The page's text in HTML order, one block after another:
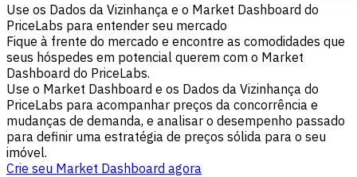
Use os Dados da Vizinhança e o Market Dashboard do
PriceLabs para entender seu mercado
Fique à frente do mercado e encontre as comodidades que
seus hóspedes em potencial querem com o Market
Dashboard do PriceLabs.
Use o Market Dashboard e os Dados da Vizinhança do
PriceLabs para acompanhar preços da concorrência e
mudanças de demanda, e analisar o desempenho passado
para definir uma estratégia de preços sólida para o seu
imóvel.
Crie seu Market Dashboard agora